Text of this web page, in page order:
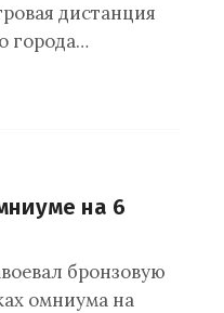
дистанция
города…
на 6
бронзовую
омниума на